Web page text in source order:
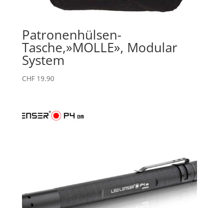
Patronenhülsen-
Tasche,»MOLLE», Modular
System
CHF19.90